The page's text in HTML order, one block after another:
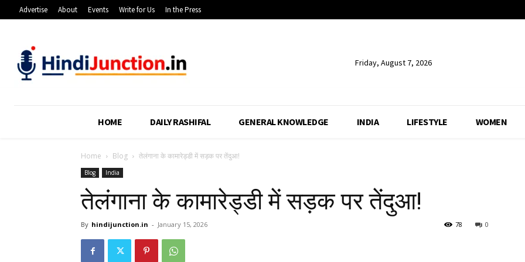
Advertise About Events Write for Us In the Press
Friday, August 7, 2026
HOME DAILY RASHIFAL GENERAL KNOWLEDGE INDIA LIFESTYLE WOMEN
Home Blog तेलंगाना के कामारेड्डी में सड़क पर तेंदुआ!
Blog India
तेलंगाना के कामारेड्डी में सड़क पर तेंदुआ!
By hindijunction.in - January 15, 2026 0
78